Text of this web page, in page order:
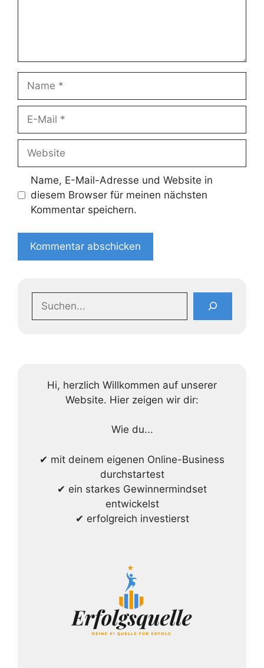
Name
Website
Name, E-Mail-Adresse und Website in
diesem Browser für meinen nächsten
Kommentar speichern.
Hi, herzlich Willkommen auf unserer
Website. Hier zeigen wir dir:
Wie du...
✔ mit deinem eigenen Online-Business
durchstartest
✔ ein starkes Gewinnermindset
entwickelst
✔ erfolgreich investierst